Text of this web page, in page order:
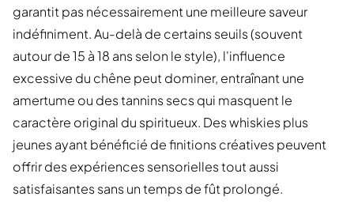
garantit pas nécessairement une meilleure saveur
indéfiniment. Au-delà de certains seuils (souvent
autour de 15 à 18 ans selon le style), l'influence
excessive du chêne peut dominer, entraînant une
amertume ou des tannins secs qui masquent le
caractère original du spiritueux. Des whiskies plus
jeunes ayant bénéficié de finitions créatives peuvent
offrir des expériences sensorielles tout aussi
satisfaisantes sans un temps de fût prolongé.